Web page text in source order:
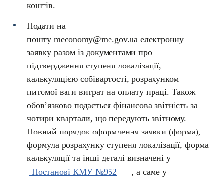
коштів.
Подати на
пошту meconomy@me.gov.ua електронну
заявку разом із документами про
підтвердження ступеня локалізації,
калькуляцією собівартості, розрахунком
питомої ваги витрат на оплату праці. Також
обов’язково подається фінансова звітність за
чотири квартали, що передують звітному.
Повний порядок оформлення заявки (форма),
формула розрахунку ступеня локалізації, форма
калькуляції та інші деталі визначені у
Постанові КМУ №952
, а саме у